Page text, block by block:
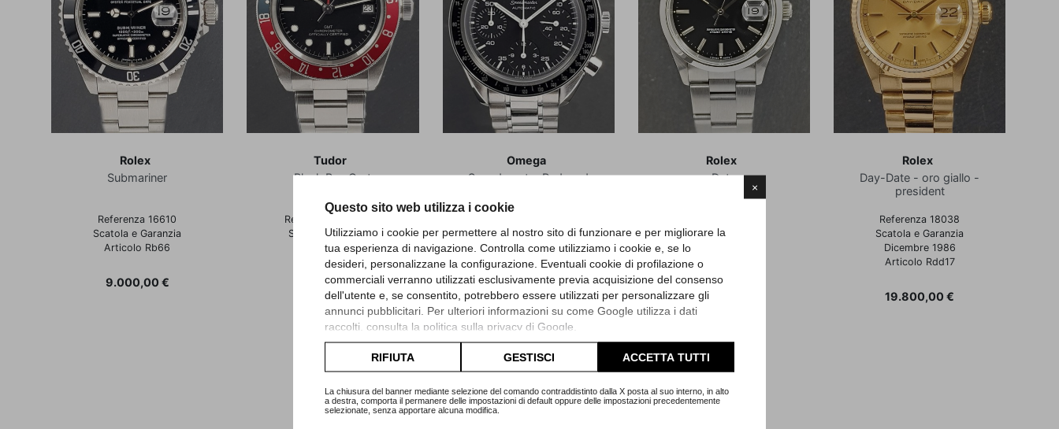
×
Questo sito web utilizza i cookie
Utilizziamo i cookie per permettere al nostro sito di funzionare e per migliorare la
tua esperienza di navigazione. Controlla come utilizziamo i cookie e, se lo
desideri, personalizzane la configurazione. Eventuali cookie di profilazione o
commerciali verranno utilizzati esclusivamente previa acquisizione del consenso
dell'utente e, se consentito, potrebbero essere utilizzati per personalizzare gli
annunci pubblicitari. Per ulteriori informazioni su come Google utilizza i dati
raccolti, consulta la politica sulla privacy di Google
Consulta l'informativa cookie completa.
RIFIUTA GESTISCI ACCETTA TUTTI
La chiusura del banner mediante selezione del comando contraddistinto dalla X posta al suo interno, in alto
a destra, comporta il permanere delle impostazioni di default oppure delle impostazioni precedentemente
selezionate, senza apportare alcuna modifica.
Rolex
Submariner
Referenza 16610
Scatola e Garanzia
Articolo Rb66
Prezzo
9.000,00 €
Tudor
Black Bay Gmt
Referenza 79830 RB
Scatola e Garanzia
Febbraio 2021
Articolo Tu160
Prezzo
3.400,00 €
Omega
Speedmaster Reduced
Articolo Om122
Prezzo
2.900,00 €
Rolex
Date
Full Set
Articolo Rd100
Prezzo
5.500,00 €
Rolex
Day-Date - oro giallo -
president
Referenza 18038
Scatola e Garanzia
Dicembre 1986
Articolo Rdd17
Prezzo
19.800,00 €